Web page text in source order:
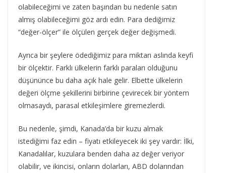
olabileceğimi ve zaten başından bu nedenle satın
almış olabileceğimi göz ardı edin. Para dediğimiz
“değer-ölçer” ile ölçülen gerçek değer değişmedi.
Ayrıca bir şeylere ödediğimiz para miktarı aslında keyfi
bir ölçektir. Farklı ülkelerin farklı paraları olduğunu
düşününce bu daha açık hale gelir. Elbette ülkelerin
değeri ölçme şekillerini birbirine çevirecek bir yöntem
olmasaydı, parasal etkileşimlere giremezlerdi.
Bu nedenle, şimdi, Kanada’da bir kuzu almak
istediğimi faz edin – fiyatı etkileyecek iki şey vardır: İlki,
Kanadalılar, kuzulara benden daha az değer veriyor
olabilir, ve ikincisi, onların dolarları, ABD dolarından